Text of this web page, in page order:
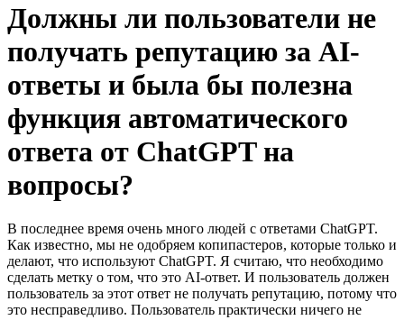
Должны ли пользователи не
получать репутацию за AI-
ответы и была бы полезна
функция автоматического
ответа от ChatGPT на
вопросы?
В последнее время очень много людей с ответами ChatGPT.
Как известно, мы не одобряем копипастеров, которые только и
делают, что используют ChatGPT. Я считаю, что необходимо
сделать метку о том, что это AI-ответ. И пользователь должен
пользователь за этот ответ не получать репутацию, потому что
это несправедливо. Пользователь практически ничего не